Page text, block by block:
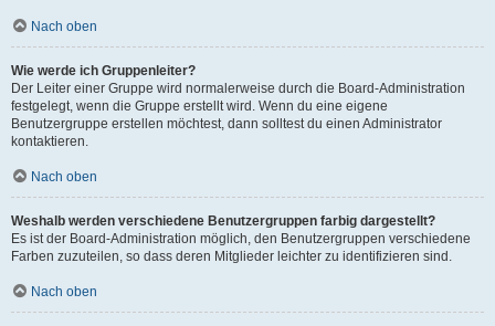
Nach oben
Wie werde ich Gruppenleiter?
Der Leiter einer Gruppe wird normalerweise durch die Board-Administration
festgelegt, wenn die Gruppe erstellt wird. Wenn du eine eigene
Benutzergruppe erstellen möchtest, dann solltest du einen Administrator
kontaktieren.
Nach oben
Weshalb werden verschiedene Benutzergruppen farbig dargestellt?
Es ist der Board-Administration möglich, den Benutzergruppen verschiedene
Farben zuzuteilen, so dass deren Mitglieder leichter zu identifizieren sind.
Nach oben